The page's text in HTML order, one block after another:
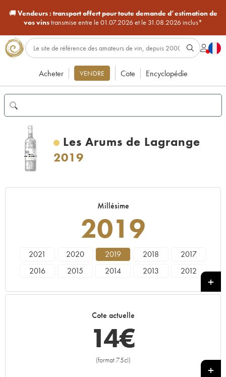
🚚Vendeurs : transport offert pour toute demande d’estimation de
vos vinstransmise entre le 01.07.2026 et le 31.08.2026 inclus*
Acheter VENDRE Cote Encyclopédie
Les Arums de Lagrange
2019
Millésime
2019
2021 2020 2019 2018
2017
2016
2015 2014 2013
2012
Cote actuelle
14€
(format 75cl)
+